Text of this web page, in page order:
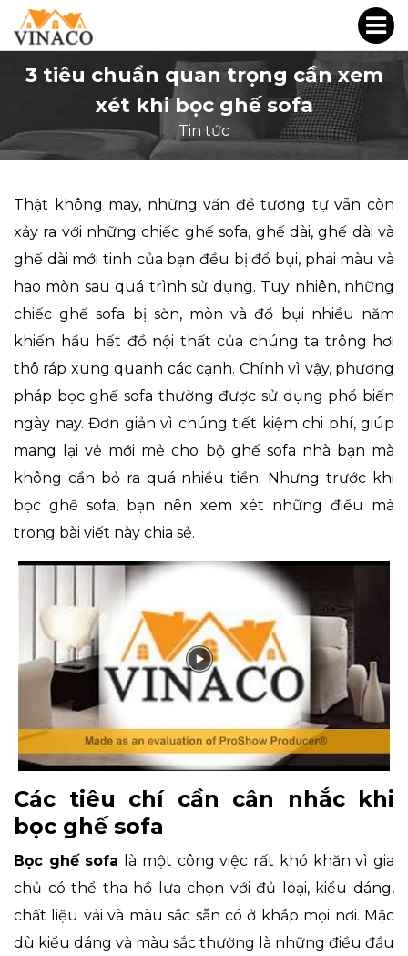
3 tiêu chuẩn quan trọng cần xem
xét khi bọc ghế sofa
Tin tức
Thật không may, những vấn đề tương tự vẫn còn
xảy ra với những chiếc ghế sofa, ghế dài, ghế dài và
ghế dài mới tinh của bạn đều bị đổ bụi, phai màu và
hao mòn sau quá trình sử dụng. Tuy nhiên, những
chiếc ghế sofa bị sờn, mòn và đổ bụi nhiều năm
khiến hầu hết đồ nội thất của chúng ta trông hơi
thô ráp xung quanh các cạnh. Chính vì vậy, phương
pháp bọc ghế sofa thường được sử dụng phổ biến
ngày nay. Đơn giản vì chúng tiết kiệm chi phí, giúp
mang lại vẻ mới mẻ cho bộ ghế sofa nhà bạn mà
không cần bỏ ra quá nhiều tiền. Nhưng trước khi
bọc ghế sofa, bạn nên xem xét những điều mà
trong bài viết này chia sẻ.
Các tiêu chí cần cân nhắc khi
bọc ghế sofa
Bọc ghế sofa là một công việc rất khó khăn vì gia
chủ có thể tha hồ lựa chọn với đủ loại, kiểu dáng,
chất liệu vải và màu sắc sẵn có ở khắp mọi nơi. Mặc
dù kiểu dáng và màu sắc thường là những điều đầu